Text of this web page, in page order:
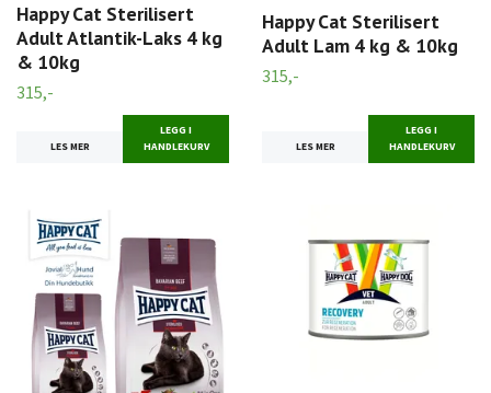
Happy Cat Sterilisert
Adult Atlantik-Laks 4 kg
& 10kg
315,-
LES MER
LEGG I
HANDLEKURV
Happy Cat Sterilisert
Adult Lam 4 kg & 10kg
315,-
LES MER
LEGG I
HANDLEKURV